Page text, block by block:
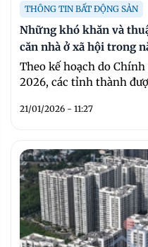
THÔNG TIN BẤT ĐỘNG SẢN
Những khó khăn và
căn nhà ở xã hội trong
Theo kế hoạch do
2026, các tỉnh thành
21/01/2026 - 11:27